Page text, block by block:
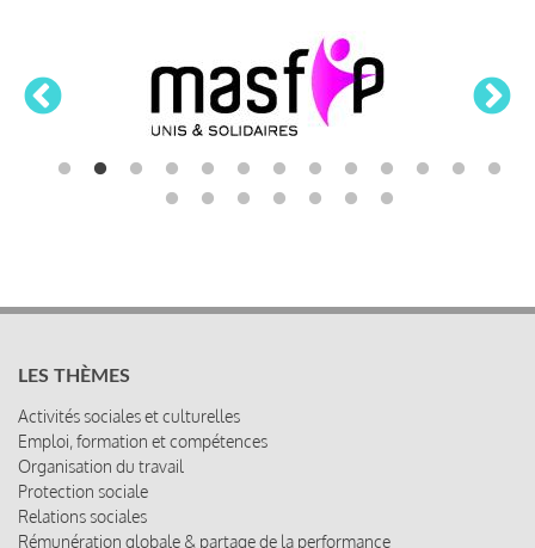
LES THÈMES
Activités sociales et culturelles
Emploi, formation et compétences
Organisation du travail
Protection sociale
Relations sociales
Rémunération globale & partage de la performance